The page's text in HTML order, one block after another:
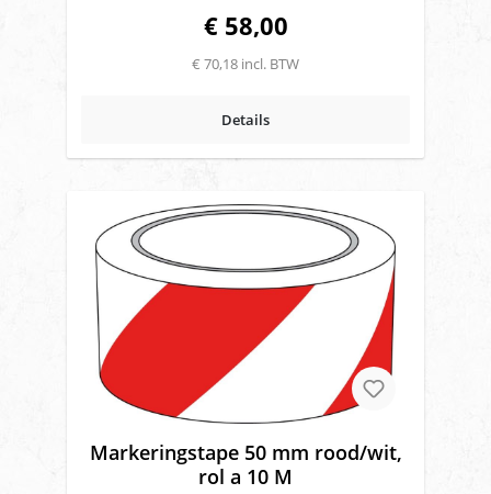
€ 58,00
€ 70,18 incl. BTW
Details
Markeringstape 50 mm rood/wit,
rol a 10 M